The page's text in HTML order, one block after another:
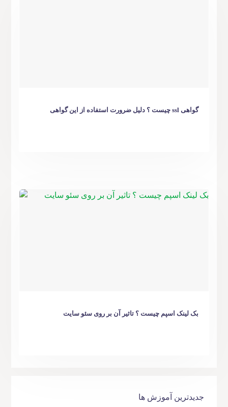
گواهی ssl چیست ؟ دلیل ضرورت استفاده از این گواهی
بک لینک اسپم چیست ؟ تاثیر آن بر روی سئو سایت
جدیدترین آموزش ها